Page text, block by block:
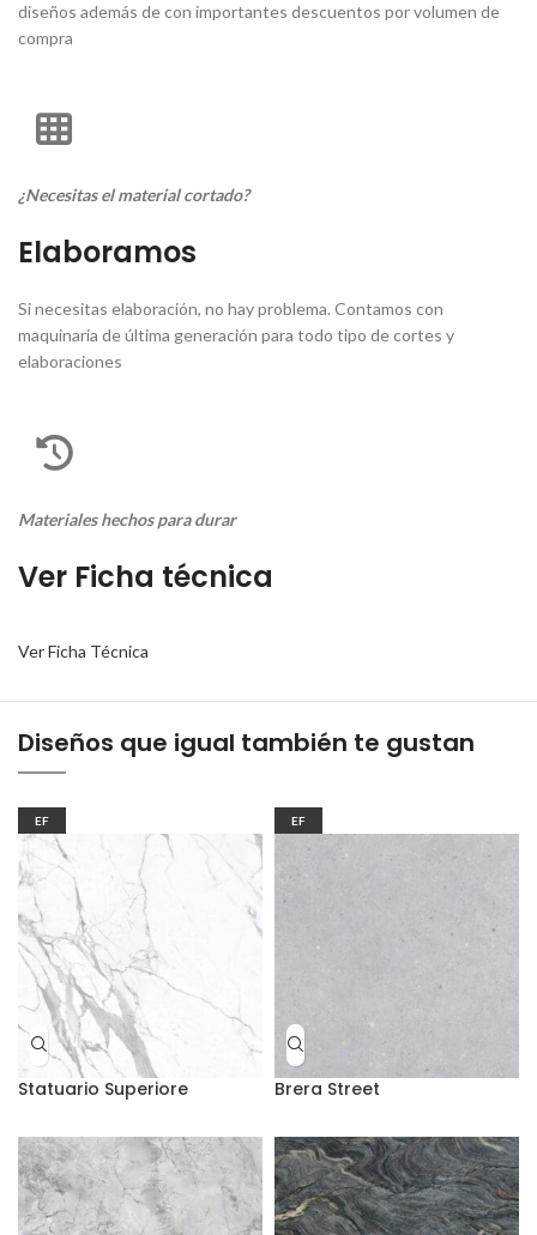
diseños además de con importantes descuentos por volumen de
compra
¿Necesitas el material cortado?
Elaboramos
Si necesitas elaboración, no hay problema. Contamos con
maquinaria de última generación para todo tipo de cortes y
elaboraciones
Materiales hechos para durar
Ver Ficha técnica
Ver Ficha Técnica
Diseños que igual también te gustan
EF
Statuario Superiore
EF
Brera Street